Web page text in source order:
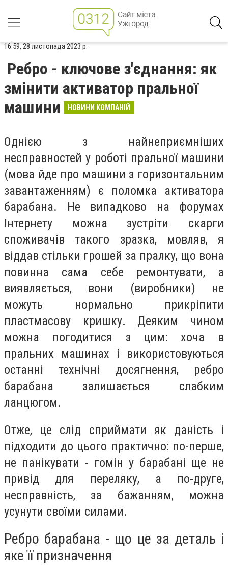
16:59, 28 листопада 2023 р.
Ребро - ключове з'єднання: як
змінити активатор пральної
машини
НОВИНИ КОМПАНІЙ
Однією з найнеприємніших
несправностей у роботі пральної машини
(мова йде про машини з горизонтальним
завантаженням) є поломка активатора
барабана. Не випадково на форумах
Інтернету можна зустріти скарги
споживачів такого зразка, мовляв, я
віддав стільки грошей за пралку, що вона
повинна сама себе ремонтувати, а
виявляється, вони (виробники) не
можуть нормально прикріпити
пластмасову кришку. Деяким чином
можна погодитися з цим: хоча в
пральних машинах і використовуються
останні технічні досягнення, ребро
барабана залишається слабким
ланцюгом.
Отже, це слід сприймати як даність і
підходити до цього практично: по-перше,
не панікувати - гомін у барабані ще не
привід для переляку, а по-друге,
несправність, за бажанням, можна
усунути своїми силами.
Ребро барабана - що це за деталь і
яке її призначення